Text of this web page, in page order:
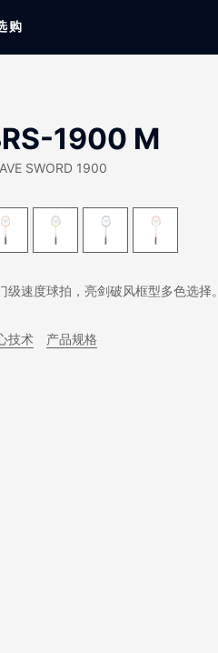
购
1900 M
SWORD 1900
级速度球拍，亮剑破风框型多色选择。
技术 产品规格